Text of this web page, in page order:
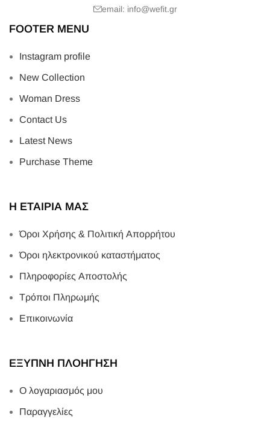
email: info@wefit.gr
FOOTER MENU
Instagram profile
New Collection
Woman Dress
Contact Us
Latest News
Purchase Theme
Η ΕΤΑΙΡΙΑ ΜΑΣ
Όροι Χρήσης & Πολιτική Απορρήτου
Όροι ηλεκτρονικού καταστήματος
Πληροφορίες Αποστολής
Τρόποι Πληρωμής
Επικοινωνία
ΕΞΥΠΝΗ ΠΛΟΗΓΗΣΗ
Ο λογαριασμός μου
Παραγγελίες